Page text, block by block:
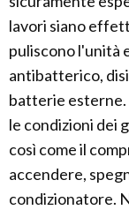
lavori siano
puliscono l'unità
antibatterico,
batterie
le condizioni dei
così come il
accendere,
condizionatore.